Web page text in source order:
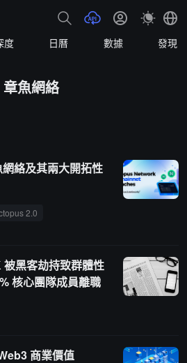
度 日曆 數據 發現
章魚網絡
絡及其兩大開拓性
2.0
黑客劫持致群體性
核心團隊成員離職
商業價值